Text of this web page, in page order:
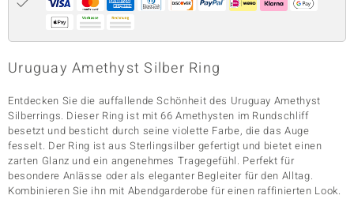
Classics
Uruguay Amethyst Silber Ring
Entdecken Sie die auffallende Schönheit des Uruguay Amethyst
Silberrings. Dieser Ring ist mit 66 Amethysten im Rundschliff
besetzt und besticht durch seine violette Farbe, die das Auge
fesselt. Der Ring ist aus Sterlingsilber gefertigt und bietet einen
zarten Glanz und ein angenehmes Tragegefühl. Perfekt für
besondere Anlässe oder als eleganter Begleiter für den Alltag.
Kombinieren Sie ihn mit Abendgarderobe für einen raffinierten Look.